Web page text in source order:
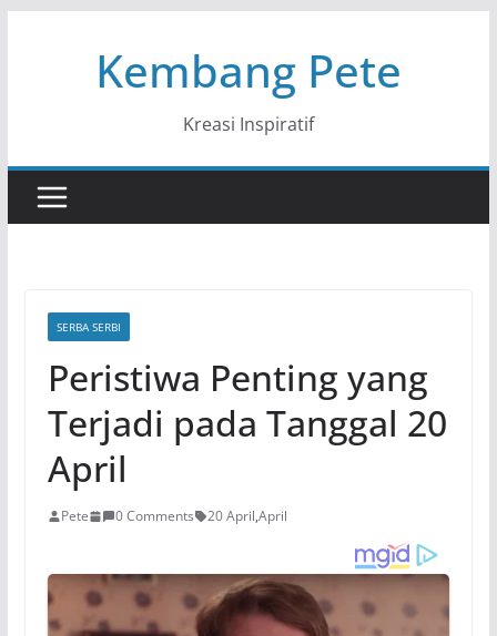
Kembang Pete
Kreasi Inspiratif
SERBA SERBI
Peristiwa Penting yang
Terjadi pada Tanggal 20
April
Pete 0 Comments 20 April,April